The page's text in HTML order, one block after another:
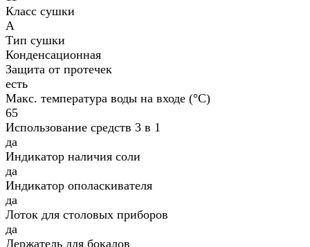
Класс сушки
A
Тип сушки
Конденсационная
Защита от протечек
есть
Макс. температура воды на входе (°C)
65
Использование средств 3 в 1
да
Индикатор наличия соли
да
Индикатор ополаскивателя
да
Лоток для столовых приборов
да
Держатель для бокалов